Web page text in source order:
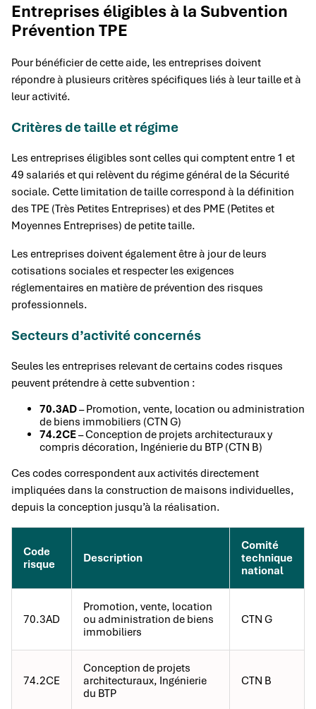
Entreprises éligibles à la Subvention
Prévention TPE
Pour bénéficier de cette aide, les entreprises doivent
répondre à plusieurs critères spécifiques liés à leur taille et à
leur activité.
Critères de taille et régime
Les entreprises éligibles sont celles qui comptent entre 1 et
49 salariés et qui relèvent du régime général de la Sécurité
sociale. Cette limitation de taille correspond à la définition
des TPE (Très Petites Entreprises) et des PME (Petites et
Moyennes Entreprises) de petite taille.
Les entreprises doivent également être à jour de leurs
cotisations sociales et respecter les exigences
réglementaires en matière de prévention des risques
professionnels.
Secteurs d’activité concernés
Seules les entreprises relevant de certains codes risques
peuvent prétendre à cette subvention :
70.3AD– Promotion, vente, location ou administration
de biens immobiliers (CTN G)
74.2CE– Conception de projets architecturaux y
compris décoration, Ingénierie du BTP (CTN B)
Ces codes correspondent aux activités directement
impliquées dans la construction de maisons individuelles,
depuis la conception jusqu’à la réalisation.
Code
risque
Description
Comité
technique
national
70.3AD
Promotion, vente, location
ou administration de biens
immobiliers
CTN G
74.2CE
Conception de projets
architecturaux, Ingénierie
du BTP
CTN B